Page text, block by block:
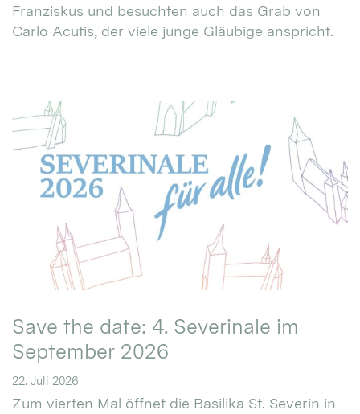
Franziskus und besuchten auch das Grab von
Carlo Acutis, der viele junge Gläubige anspricht.
Save the date: 4. Severinale im
September 2026
22. Juli 2026
Zum vierten Mal öffnet die Basilika St. Severin in